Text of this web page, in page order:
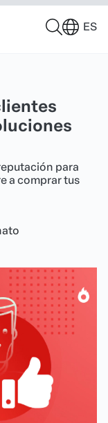
ES
para
a comprar tus